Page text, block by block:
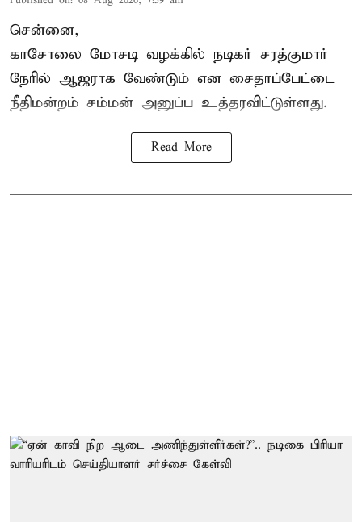
சென்னை,
காசோலை மோசடி வழக்கில் நடிகர் சரத்குமார்
நேரில் ஆஜராக வேண்டும் என சைதாப்பேட்டை
நீதிமன்றம் சம்மன் அனுப்ப உத்தரவிட்டுள்ளது.
Read More